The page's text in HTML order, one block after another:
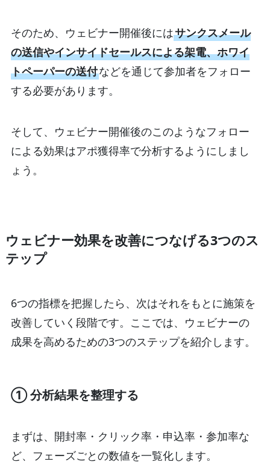
そのため、ウェビナー開催後にはサンクスメール
の送信やインサイドセールスによる架電、ホワイ
トペーパーの送付などを通じて参加者をフォロー
する必要があります。
そして、ウェビナー開催後のこのようなフォロー
による効果はアポ獲得率で分析するようにしまし
ょう。
ウェビナー効果を改善につなげる3つのス
テップ
6つの指標を把握したら、次はそれをもとに施策を
改善していく段階です。ここでは、ウェビナーの
成果を高めるための3つのステップを紹介します。
① 分析結果を整理する
まずは、開封率・クリック率・申込率・参加率な
ど、フェーズごとの数値を一覧化します。